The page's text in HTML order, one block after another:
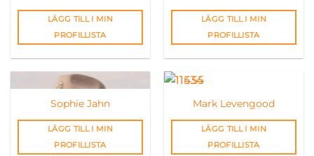
LÄGG TILL I MIN
PROFILLISTA
LÄGG TILL I MIN
PROFILLISTA
Sophie Jahn
LÄGG TILL I MIN
PROFILLISTA
Mark Levengood
LÄGG TILL I MIN
PROFILLISTA